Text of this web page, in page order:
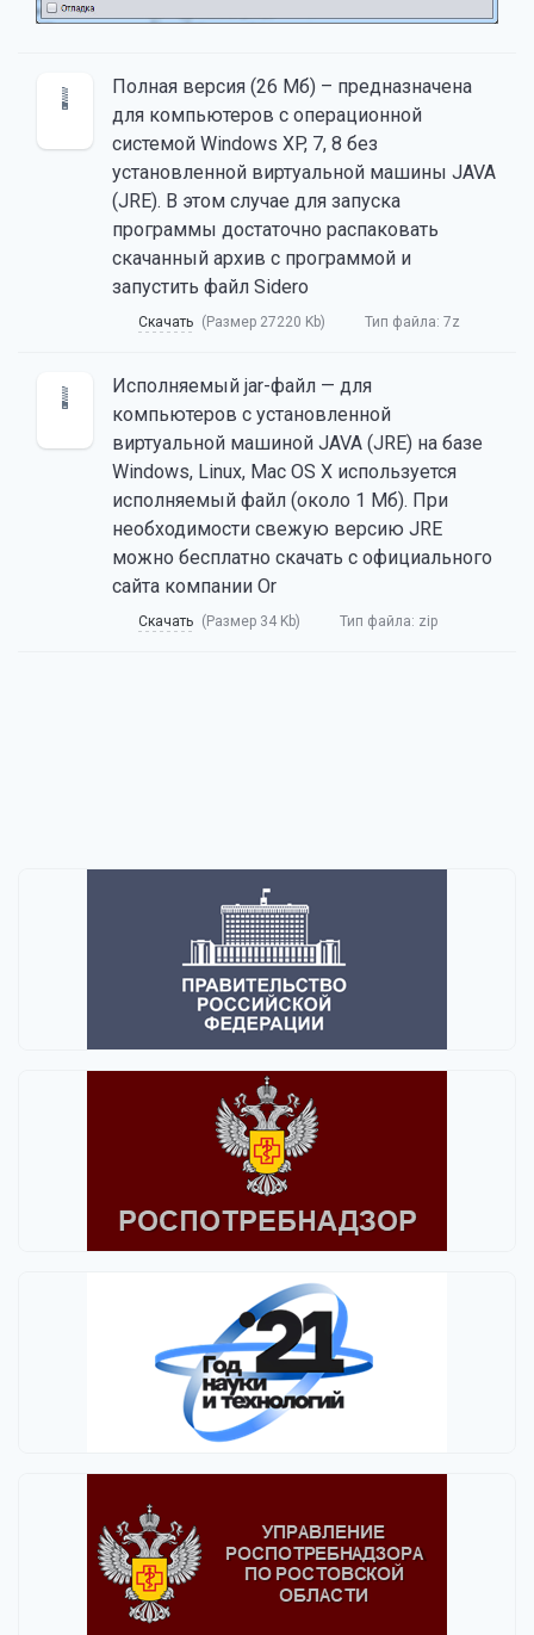
Полная версия (26 Мб) – предназначена
для компьютеров с операционной
системой Windows XP, 7, 8 без
установленной виртуальной машины JAVA
(JRE). В этом случае для запуска
программы достаточно распаковать
скачанный архив с программой и
запустить файл Sidero
Скачать (Размер 27220 Kb) Тип файла: 7z
Исполняемый jar-файл — для
компьютеров с установленной
виртуальной машиной JAVA (JRE) на базе
Windows, Linux, Mac OS X используется
исполняемый файл (около 1 Мб). При
необходимости свежую версию JRE
можно бесплатно скачать с официального
сайта компании Or
Скачать (Размер 34 Kb) Тип файла: zip